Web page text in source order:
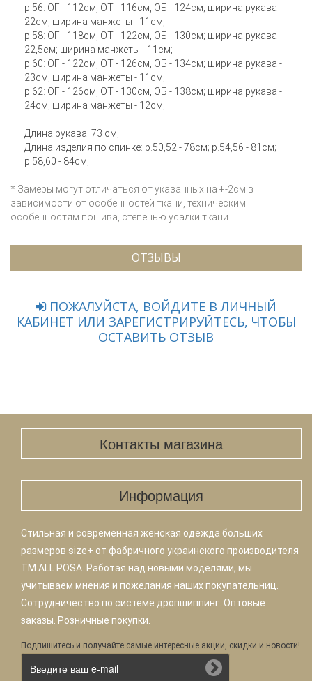
р.56: ОГ - 112см, ОТ - 116см, ОБ - 124см; ширина рукава -
22см; ширина манжеты - 11см;
р.58: ОГ - 118см, ОТ - 122см, ОБ - 130см; ширина рукава -
22,5см; ширина манжеты - 11см;
р.60: ОГ - 122см, ОТ - 126см, ОБ - 134см; ширина рукава -
23см; ширина манжеты - 11см;
р.62: ОГ - 126см, ОТ - 130см, ОБ - 138см; ширина рукава -
24см; ширина манжеты - 12см;
Длина рукава: 73 см;
Длина изделия по спинке: р.50,52 - 78см; р.54,56 - 81см;
р.58,60 - 84см;
* Замеры могут отличаться от указанных на +-2см в
зависимости от особенностей ткани, техническим
особенностям пошива, степенью усадки ткани.
ОТЗЫВЫ
ПОЖАЛУЙСТА, ВОЙДИТЕ В ЛИЧНЫЙ
КАБИНЕТ ИЛИ ЗАРЕГИСТРИРУЙТЕСЬ, ЧТОБЫ
ОСТАВИТЬ ОТЗЫВ
Контакты магазина
Информация
Стильная и современная женская одежда больших
размеров size+ от фабричного украинского производителя
TM ALL POSA. Работая над новыми моделями, мы
учитываем мнения и пожелания наших покупательниц.
Сотрудничество по системе дропшиппинг. Оптовые
заказы. Розничные покупки.
Подпишитесь и получайте самые интересные акции, скидки и новости!